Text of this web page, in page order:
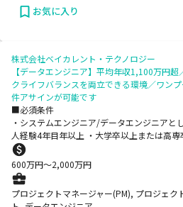
お気に入り
株式会社ベイカレント・テクノロジー
【データエンジニア】平均年収1,100万円
クライフバランスを両立できる環境／ワン
件アサインが可能です
■必須条件
・システムエンジニア/データエンジニアと
人経験4年目年以上 ・大学卒以上または高専
600万円〜2,000万円
プロジェクトマネージャー(PM), プロジェク